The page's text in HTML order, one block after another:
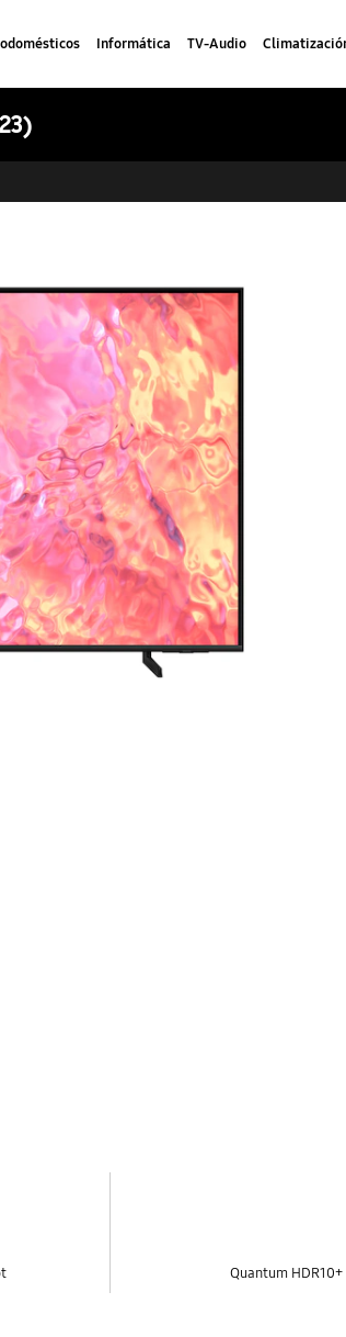
Informática TV-Audio
Quantum HDR10+